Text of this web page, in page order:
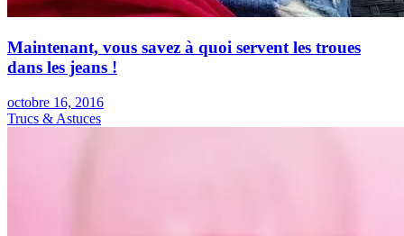
Maintenant, vous savez à quoi servent les troues
dans les jeans !
octobre 16, 2016
Trucs & Astuces